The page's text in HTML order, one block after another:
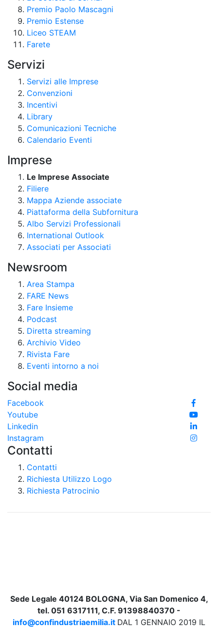
Premio Paolo Mascagni
Premio Estense
Liceo STEAM
Farete
Servizi
Servizi alle Imprese
Convenzioni
Incentivi
Library
Comunicazioni Tecniche
Calendario Eventi
Imprese
Le Imprese Associate
Filiere
Mappa Aziende associate
Piattaforma della Subfornitura
Albo Servizi Professionali
International Outlook
Associati per Associati
Newsroom
Area Stampa
FARE News
Fare Insieme
Podcast
Diretta streaming
Archivio Video
Rivista Fare
Eventi intorno a noi
Social media
Facebook
Youtube
Linkedin
Instagram
Contatti
Contatti
Richiesta Utilizzo Logo
Richiesta Patrocinio
Sede Legale 40124 BOLOGNA, Via San Domenico 4,
tel. 051 6317111, C.F. 91398840370 -
info@confindustriaemilia.it DAL 1 GENNAIO 2019 IL